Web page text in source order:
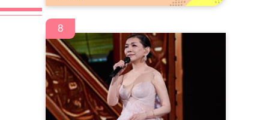
8